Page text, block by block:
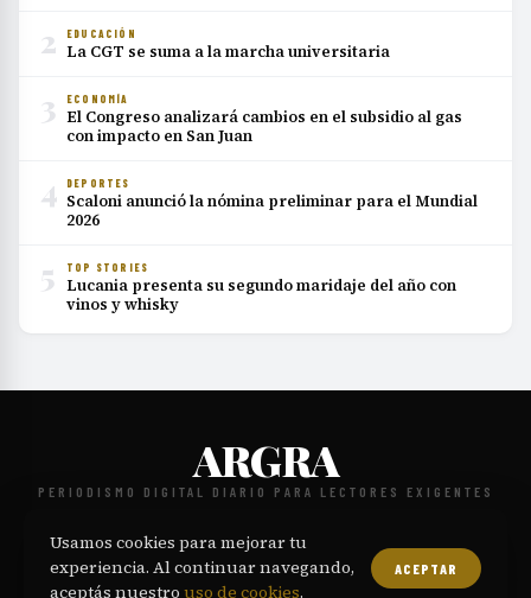
2 EDUCACIÓN
La CGT se suma a la marcha universitaria
3 ECONOMÍA
El Congreso analizará cambios en el subsidio al gas
con impacto en San Juan
4 DEPORTES
Scaloni anunció la nómina preliminar para el Mundial
2026
5 TOP STORIES
Lucania presenta su segundo maridaje del año con
vinos y whisky
ARGRA
PERIODISMO DIGITAL DIARIO PARA LECTORES EXIGENTES
TÉRMINOS · COOKIES
© 2026 ARGRA. Todos los derechos reservados.
Usamos cookies para mejorar tu
experiencia. Al continuar navegando,
aceptás nuestro uso de cookies.
ACEPTAR